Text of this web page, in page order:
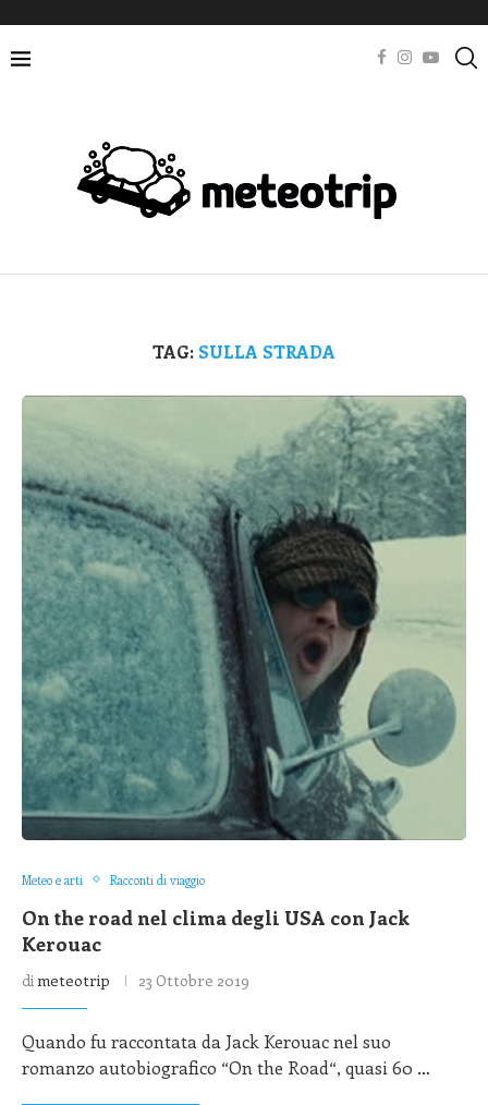
TAG: SULLA STRADA
Meteo e arti Racconti di viaggio
On the road nel clima degli USA con Jack
Kerouac
dimeteotrip 23 Ottobre 2019
Quando fu raccontata da Jack Kerouac nel suo
romanzo autobiografico “On the Road“, quasi 60 …